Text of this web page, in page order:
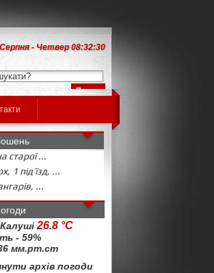
- Четвер 08:32:31
старої ...
1 під’їзд, ...
...
26.8 °C
- 59%
мм.рт.ст
архів погоди